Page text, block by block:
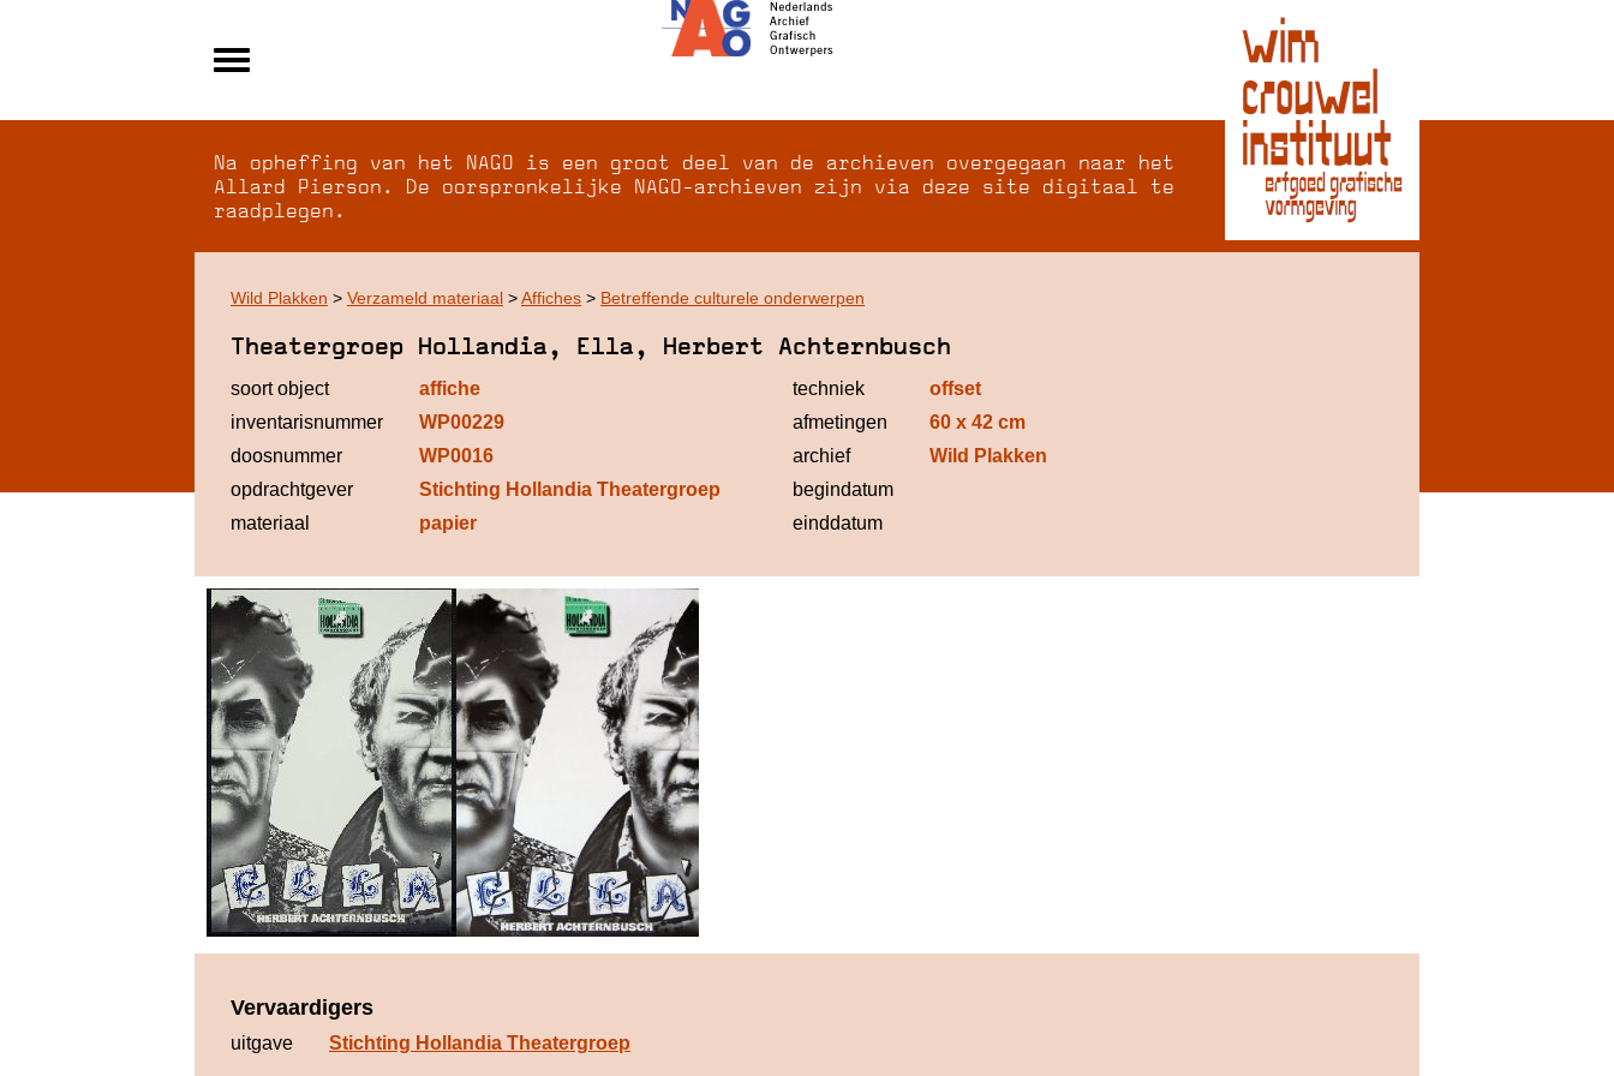
Over WCI
Inloggen
Na opheffing van het NAGO is een groot deel van de archieven overgegaan naar het
Allard Pierson. De oorspronkelijke NAGO-archieven zijn via deze site digitaal te
raadplegen.
Wild Plakken > Verzameld materiaal >Affiches > Betreffende culturele onderwerpen
Theatergroep Hollandia, Ella, Herbert Achternbusch
soort object affiche techniek
offset
inventarisnummer
WP00229 afmetingen
60 x 42 cm
doosnummer
WP0016 archief
Wild Plakken
opdrachtgever
Stichting Hollandia Theatergroep
begindatum
materiaal
papier einddatum
Vervaardigers
uitgave Stichting Hollandia Theatergroep